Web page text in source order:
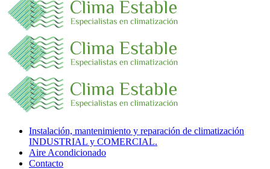
Instalación, mantenimiento y reparación de climatización
INDUSTRIAL y COMERCIAL.
Aire Acondicionado
Contacto